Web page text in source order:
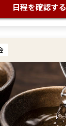
日程を確認する